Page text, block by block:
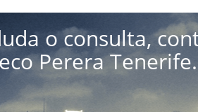
o consulta,
Perera Tenerife.